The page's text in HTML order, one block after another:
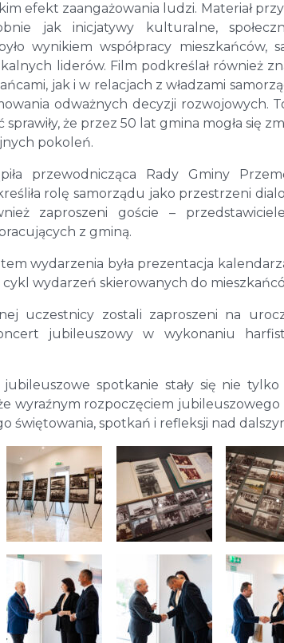
efekt zaangażowania ludzi. Materiał
jak inicjatywy kulturalne,
wynikiem współpracy mieszkańców,
liderów. Film podkreślał również
jak i w relacjach z władzami
odważnych decyzji rozwojowych.
że przez 50 lat gmina mogła się
pokoleń.
przewodnicząca Rady Gminy
rolę samorządu jako przestrzeni
zaproszeni goście –
z gminą.
wydarzenia była prezentacja
wydarzeń skierowanych do
uczestnicy zostali zaproszeni na
jubileuszowy w wykonaniu
jubileuszowe spotkanie stały się nie
wyraźnym rozpoczęciem
świętowania, spotkań i refleksji nad